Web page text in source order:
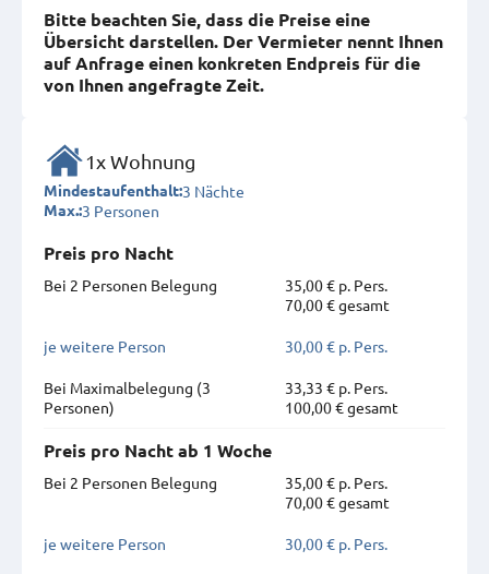
Bitte beachten Sie, dass die Preise eine
Übersicht darstellen. Der Vermieter nennt Ihnen
auf Anfrage einen konkreten Endpreis für die
von Ihnen angefragte Zeit.
1x Wohnung
Mindestaufenthalt:3 Nächte
Max.:3 Personen
Preis pro Nacht
Bei 2 Personen Belegung
35,00 € p. Pers.
70,00 € gesamt
je weitere Person 30,00 € p. Pers.
Bei Maximal­belegung (3
Personen)
33,33 € p. Pers.
100,00 € gesamt
Preis pro Nacht ab 1 Woche
Bei 2 Personen Belegung
35,00 € p. Pers.
70,00 € gesamt
je weitere Person 30,00 € p. Pers.